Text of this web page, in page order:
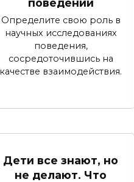
Определите свою роль в
научных исследованиях
поведения,
сосредоточившись на
качестве взаимодействия.
Дети все знают, но
не делают. Что